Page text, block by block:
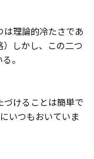
理論的冷たさであ
）しかし、この二つ
。
づけることは簡単で
いつもおいていま